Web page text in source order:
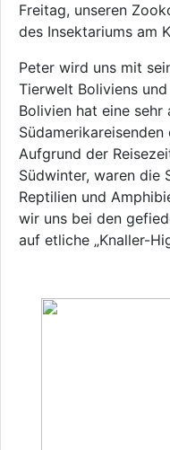
Freitag, unseren
des Insektariums am
Peter wird uns mit
Tierwelt Boliviens
Bolivien hat eine
Aufgrund der
Südwinter, waren die
Reptilien und
wir uns bei den
auf etliche „Knaller-